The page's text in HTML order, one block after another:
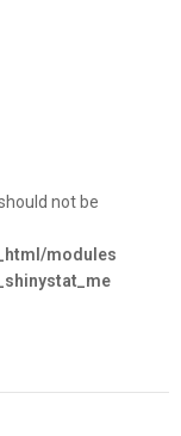
not be
modules